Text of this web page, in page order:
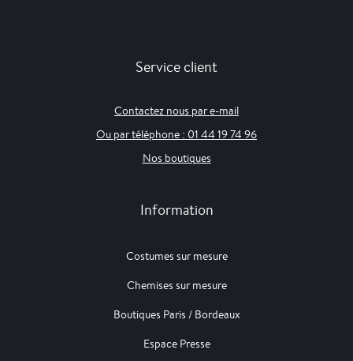
Service client
Contactez nous par e-mail
Ou par téléphone : 01 44 19 74 96
Nos boutiques
Information
Costumes sur mesure
Chemises sur mesure
Boutiques Paris / Bordeaux
Espace Presse